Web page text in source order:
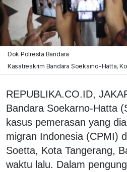
Dok Polresta Bandara
Kasatreskrim Bandara Soekarno-Hatta,
REPUBLIKA.CO.ID,
Bandara Soekarno-Hatta
kasus pemerasan yang
migran Indonesia (CPMI)
Soetta, Kota Tangerang,
waktu lalu. Dalam